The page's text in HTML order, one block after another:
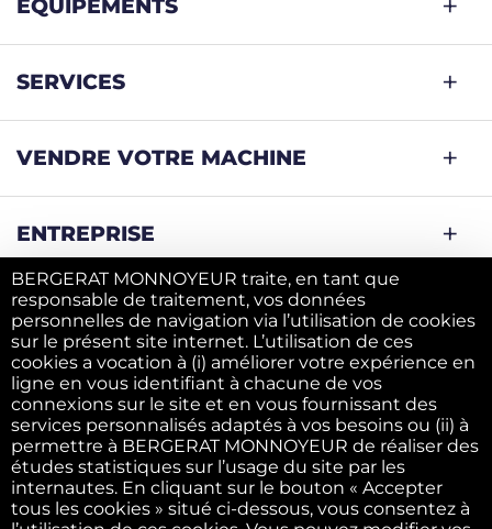
ÉQUIPEMENTS
SERVICES
VENDRE VOTRE MACHINE
ENTREPRISE
Mentions légales
Politique des données personnelles
Politique des cookies
BERGERAT MONNOYEUR traite, en tant que
responsable de traitement, vos données
personnelles de navigation via l’utilisation de cookies
sur le présent site internet. L’utilisation de ces
cookies a vocation à (i) améliorer votre expérience en
ligne en vous identifiant à chacune de vos
connexions sur le site et en vous fournissant des
services personnalisés adaptés à vos besoins ou (ii) à
permettre à BERGERAT MONNOYEUR de réaliser des
études statistiques sur l’usage du site par les
internautes. En cliquant sur le bouton « Accepter
tous les cookies » situé ci-dessous, vous consentez à